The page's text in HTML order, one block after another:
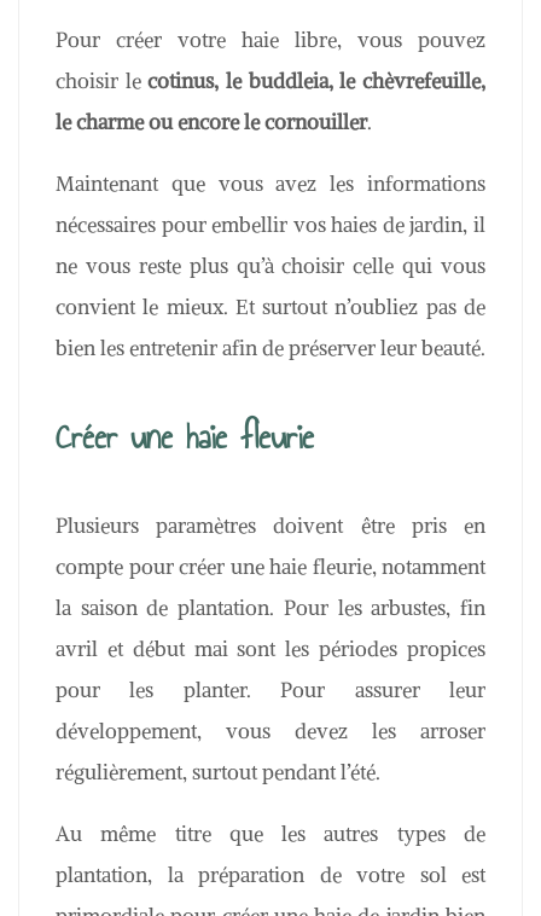
Pour créer votre haie libre, vous pouvez
choisir lecotinus, le buddleia, le chèvrefeuille,
le charme ou encore le cornouiller.
Maintenant que vous avez les informations
nécessaires pour embellir vos haies de jardin, il
ne vous reste plus qu’à choisir celle qui vous
convient le mieux. Et surtout n’oubliez pas de
bien les entretenir afin de préserver leur beauté.
Créer une haie fleurie
Plusieurs paramètres doivent être pris en
compte pour créer une haie fleurie, notamment
la saison de plantation. Pour les arbustes, fin
avril et début mai sont les périodes propices
pour les planter. Pour assurer leur
développement, vous devez les arroser
régulièrement, surtout pendant l’été.
Au même titre que les autres types de
plantation, la préparation de votre sol est